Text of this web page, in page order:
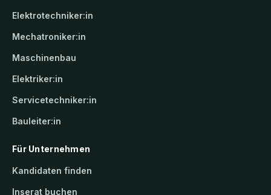
Elektrotechniker:in
Mechatroniker:in
Maschinenbau
Elektriker:in
Servicetechniker:in
Bauleiter:in
Für Unternehmen
Kandidaten finden
Inserat buchen